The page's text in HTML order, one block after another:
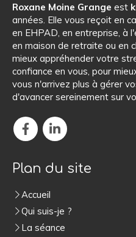
Roxane Moine Grange est
années. Elle vous reçoit en
en EHPAD, en entreprise, à
en maison de retraite ou en
mieux appréhender votre
confiance en vous, pour
vous n'arrivez plus à gérer
d'avancer sereinement sur
Plan du site
Accueil
Qui suis-je ?
La séance